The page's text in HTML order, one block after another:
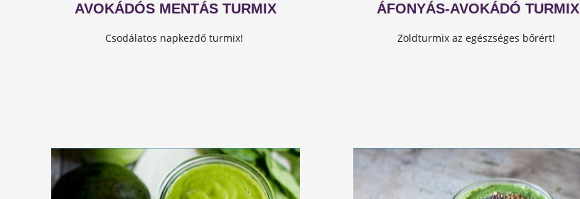
AVOKÁDÓS MENTÁS TURMIX
Csodálatos napkezdő turmix!
ÁFONYÁS-AVOKÁDÓ TURMIX
Zöldturmix az egészséges bőrért!